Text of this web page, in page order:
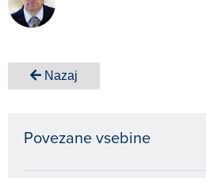
Nazaj
Povezane vsebine